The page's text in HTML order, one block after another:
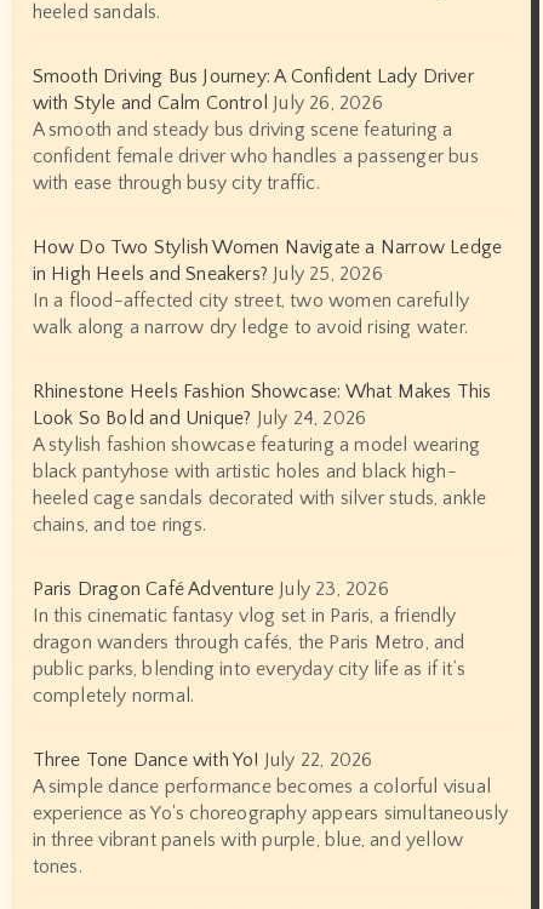
heeled sandals.
Smooth Driving Bus Journey: A Confident Lady Driver
with Style and Calm Control July 26, 2026
A smooth and steady bus driving scene featuring a
confident female driver who handles a passenger bus
with ease through busy city traffic.
How Do Two Stylish Women Navigate a Narrow Ledge
in High Heels and Sneakers? July 25, 2026
In a flood-affected city street, two women carefully
walk along a narrow dry ledge to avoid rising water.
Rhinestone Heels Fashion Showcase: What Makes This
Look So Bold and Unique? July 24, 2026
A stylish fashion showcase featuring a model wearing
black pantyhose with artistic holes and black high-
heeled cage sandals decorated with silver studs, ankle
chains, and toe rings.
Paris Dragon Café Adventure July 23, 2026
In this cinematic fantasy vlog set in Paris, a friendly
dragon wanders through cafés, the Paris Metro, and
public parks, blending into everyday city life as if it’s
completely normal.
Three Tone Dance with Yo! July 22, 2026
A simple dance performance becomes a colorful visual
experience as Yo's choreography appears simultaneously
in three vibrant panels with purple, blue, and yellow
tones.